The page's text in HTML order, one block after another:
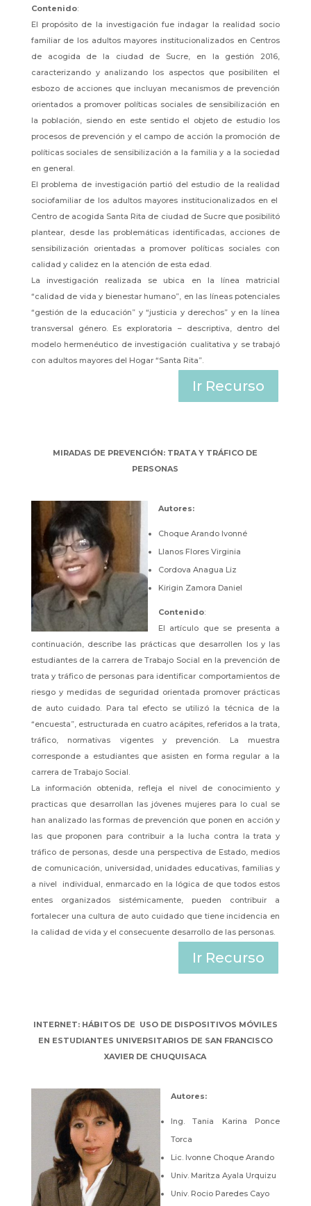
Contenido:
El propósito de la investigación fue indagar la realidad socio
familiar de los adultos mayores institucionalizados en Centros
de acogida de la ciudad de Sucre, en la gestión 2016,
caracterizando y analizando los aspectos que posibiliten el
esbozo de acciones que incluyan mecanismos de prevención
orientados a promover políticas sociales de sensibilización en
la población, siendo en este sentido el objeto de estudio los
procesos de prevención y el campo de acción la promoción de
políticas sociales de sensibilización a la familia y a la sociedad
en general.
El problema de investigación partió del estudio de la realidad
sociofamiliar de los adultos mayores institucionalizados en el
Centro de acogida Santa Rita de ciudad de Sucre que posibilitó
plantear, desde las problemáticas identificadas, acciones de
sensibilización orientadas a promover políticas sociales con
calidad y calidez en la atención de esta edad.
La investigación realizada se ubica en la línea matricial
“calidad de vida y bienestar humano”, en las líneas potenciales
“gestión de la educación” y “justicia y derechos” y en la línea
transversal género. Es exploratoria – descriptiva, dentro del
modelo hermenéutico de investigación cualitativa y se trabajó
con adultos mayores del Hogar “Santa Rita”.
Ir Recurso
MIRADAS DE PREVENCIÓN: TRATA Y TRÁFICO DE
PERSONAS
Autores:
Choque Arando Ivonné
Llanos Flores Virginia
Cordova Anagua Liz
Kirigin Zamora Daniel
Contenido:
El artículo que se presenta a
continuación, describe las prácticas que desarrollen los y las
estudiantes de la carrera de Trabajo Social en la prevención de
trata y tráfico de personas para identificar comportamientos de
riesgo y medidas de seguridad orientada promover prácticas
de auto cuidado. Para tal efecto se utilizó la técnica de la
“encuesta”, estructurada en cuatro acápites, referidos a la trata,
tráfico, normativas vigentes y prevención. La muestra
corresponde a estudiantes que asisten en forma regular a la
carrera de Trabajo Social.
La información obtenida, refleja el nivel de conocimiento y
practicas que desarrollan las jóvenes mujeres para lo cual se
han analizado las formas de prevención que ponen en acción y
las que proponen para contribuir a la lucha contra la trata y
tráfico de personas, desde una perspectiva de Estado, medios
de comunicación, universidad, unidades educativas, familias y
a nivel individual, enmarcado en la lógica de que todos estos
entes organizados sistémicamente, pueden contribuir a
fortalecer una cultura de auto cuidado que tiene incidencia en
la calidad de vida y el consecuente desarrollo de las personas.
Ir Recurso
INTERNET: HÁBITOS DE USO DE DISPOSITIVOS MÓVILES
EN ESTUDIANTES UNIVERSITARIOS DE SAN FRANCISCO
XAVIER DE CHUQUISACA
Autores:
Ing. Tania Karina Ponce
Torca
Lic. Ivonne Choque Arando
Univ. Maritza Ayala Urquizu
Univ. Rocio Paredes Cayo